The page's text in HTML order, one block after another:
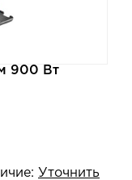
900 Вт
Уточнить